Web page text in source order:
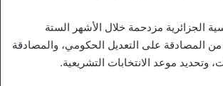
الجزائرية مزدحمة خلال الأشهر الستة
من المصادقة على التعديل الحكومي، والمصادقة
وتحديد موعد الانتخابات التشريعية.